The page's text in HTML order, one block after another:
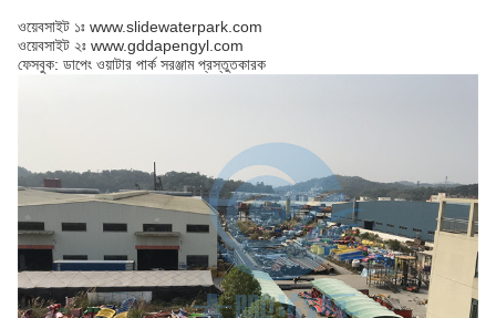
ওয়েবসাইট ১ঃ www.slidewaterpark.com
ওয়েবসাইট ২ঃ www.gddapengyl.com
ফেসবুক: ডাপেং ওয়াটার পার্ক সরঞ্জাম প্রস্তুতকারক